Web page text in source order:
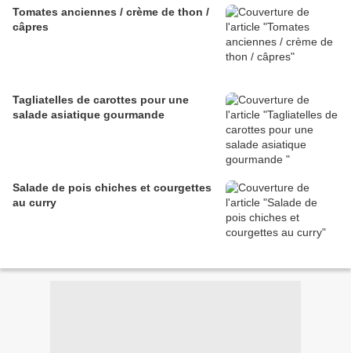
Tomates anciennes / crème de thon /
câpres
Tagliatelles de carottes pour une
salade asiatique gourmande
Salade de pois chiches et courgettes
au curry